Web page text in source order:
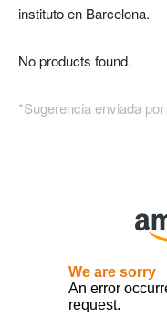
instituto en Barcelona.
No products found.
*Sugerencia enviada por